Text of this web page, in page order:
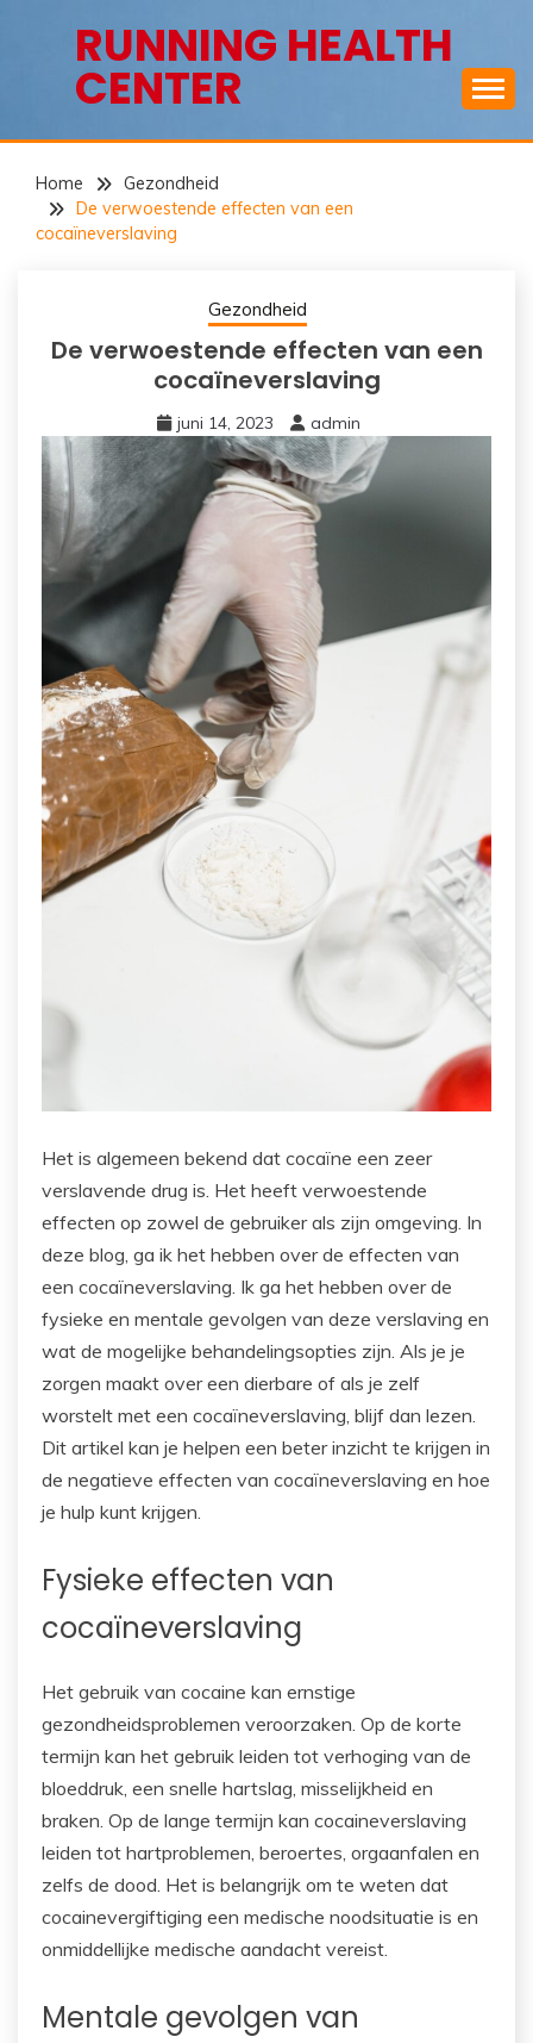
RUNNING HEALTH
CENTER
Home
Gezondheid
De verwoestende effecten van een
cocaïneverslaving
Gezondheid
De verwoestende effecten van een
cocaïneverslaving
juni 14, 2023 admin
Het is algemeen bekend dat cocaïne een zeer
verslavende drug is. Het heeft verwoestende
effecten op zowel de gebruiker als zijn omgeving. In
deze blog, ga ik het hebben over de effecten van
een cocaïneverslaving. Ik ga het hebben over de
fysieke en mentale gevolgen van deze verslaving en
wat de mogelijke behandelingsopties zijn. Als je je
zorgen maakt over een dierbare of als je zelf
worstelt met een cocaïneverslaving, blijf dan lezen.
Dit artikel kan je helpen een beter inzicht te krijgen in
de negatieve effecten van cocaïneverslaving en hoe
je hulp kunt krijgen.
Fysieke effecten van
cocaïneverslaving
Het gebruik van cocaine kan ernstige
gezondheidsproblemen veroorzaken. Op de korte
termijn kan het gebruik leiden tot verhoging van de
bloeddruk, een snelle hartslag, misselijkheid en
braken. Op de lange termijn kan cocaineverslaving
leiden tot hartproblemen, beroertes, orgaanfalen en
zelfs de dood. Het is belangrijk om te weten dat
cocainevergiftiging een medische noodsituatie is en
onmiddellijke medische aandacht vereist.
Mentale gevolgen van